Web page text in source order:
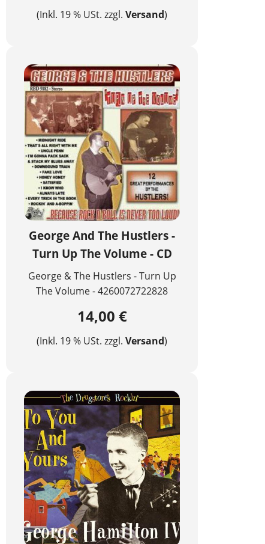
(Inkl. 19 % USt. zzgl. Versand)
George And The Hustlers -
Turn Up The Volume - CD
George & The Hustlers - Turn Up
The Volume - 4260072722828
14,00 €
(Inkl. 19 % USt. zzgl. Versand)